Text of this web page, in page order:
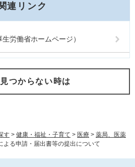
す > 健康・福祉・子育て > 医療 > 薬局、医薬
よる申請・届出書等の提出について
連リンク
労働省ホームページ）
つからない時は